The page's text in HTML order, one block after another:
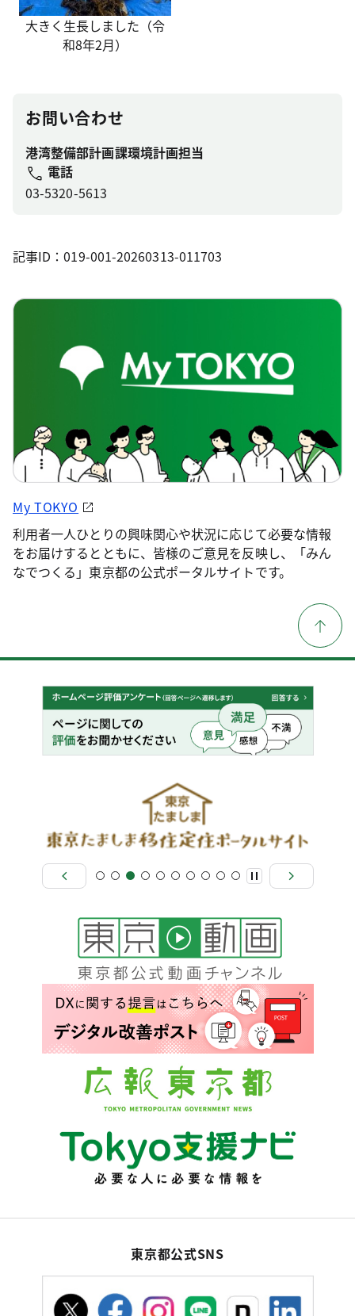
大きく生長しました（令
和8年2月）
お問い合わせ
港湾整備部計画課環境計画担当
電話
03-5320-5613
記事ID：019-001-20260313-011703
My TOKYO
利用者一人ひとりの興味関心や状況に応じて必要な情報
をお届けするとともに、皆様のご意見を反映し、「みん
なでつくる」東京都の公式ポータルサイトです。
東京都公式SNS